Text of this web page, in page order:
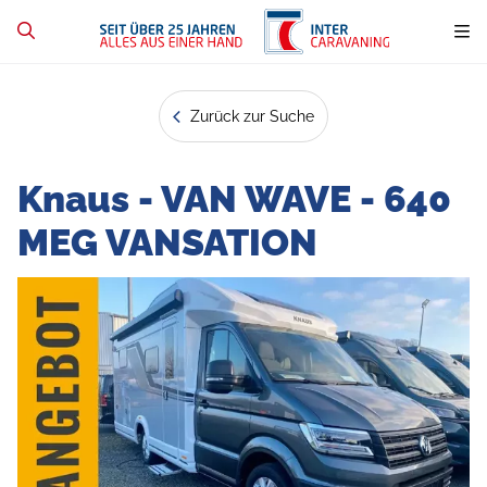
Zurück zur Suche
Knaus - VAN WAVE - 640
MEG VANSATION